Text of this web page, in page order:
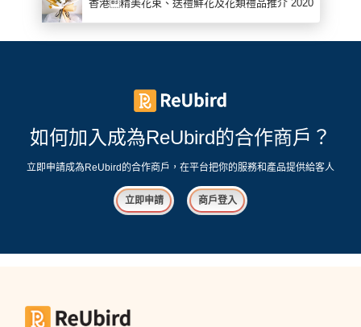
香港精美花束、送禮鮮花及花類禮品推介 2020
如何加入成為ReUbird的合作商戶？
立即申請成為ReUbird的合作商戶，在平台把你的服務和產品提供給客人
立即申請 商戶登入